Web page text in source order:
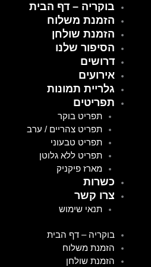
בוקריה – דף הבית
הזמנת משלוח
הזמנת שולחן
הסיפור שלנו
דרושים
אירועים
גלריית תמונות
תפריטים
תפריט בוקר
תפריט צהריים / ערב
תפריט טבעוני
תפריט ללא גלוטן
מארז פיקניק
כשרות
צרו קשר
תנאי שימוש
בוקריה – דף הבית
הזמנת משלוח
הזמנת שולחן